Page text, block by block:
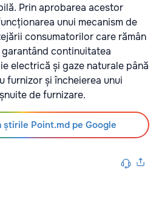
Prin aprobarea acestor
unui mecanism de
consumatorilor care rămân
continuitatea
electrică și gaze naturale până
furnizor și încheierea unui
de furnizare.
știrile Point.md pe Google